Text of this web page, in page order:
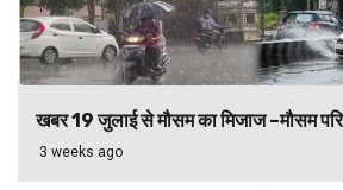
खबर 19 जुलाई से मौसम का मिजाज –मौसम
3 weeks ago